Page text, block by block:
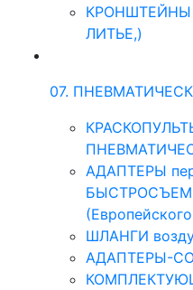
КРОНШТЕЙНЫ
ЛИТЬЕ,)
07.
АДАПТЕРЫ
ШЛАНГИ
АДАПТЕРЫ-